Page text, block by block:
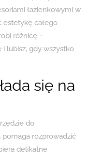
łazienkowymi w
estetykę całego
różnicę –
i lubisz, gdy wszystko
się na
do
pomaga rozprowadzić
delikatne